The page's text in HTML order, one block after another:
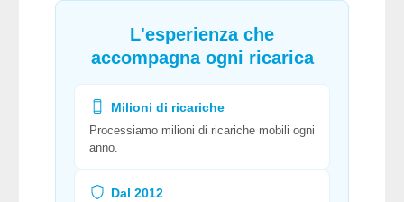
L'esperienza che
accompagna ogni ricarica
Milioni di ricariche
Processiamo milioni di ricariche mobili ogni
anno.
Dal 2012